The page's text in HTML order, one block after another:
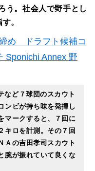
う。社会人で野手とし
。
め ドラフト候補コ
Sponichi Annex 野
など７球団のスカウト
ンビが持ち味を発揮し
マークすると、７回に
キロを計測。その７回
Ａの吉田孝司スカウト
腕が振れていて良くな